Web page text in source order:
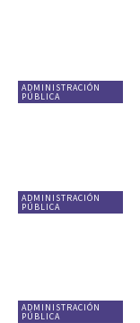
ADMINISTRACIÓN
PÚBLICA
ADMINISTRACIÓN
PÚBLICA
ADMINISTRACIÓN
PÚBLICA